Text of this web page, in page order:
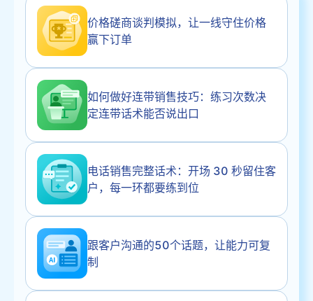
价格磋商谈判模拟，让一线守住价格
赢下订单
如何做好连带销售技巧：练习次数决
定连带话术能否说出口
电话销售完整话术：开场 30 秒留住客
户，每一环都要练到位
跟客户沟通的50个话题，让能力可复
制